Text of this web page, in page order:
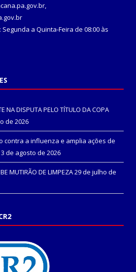
a Quinta-Feira de 08:00 às
NA DISPUTA PELO TÍTULO DA COPA
de 2026
contra a influenza e amplia ações de
3 de agosto de 2026
MUTIRÃO DE LIMPEZA29 de julho de